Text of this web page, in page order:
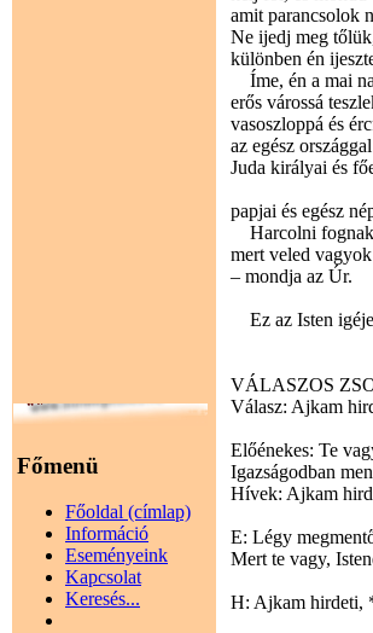
Főmenü
Főoldal (címlap)
Információ
Eseményeink
Kapcsolat
Keresés...
amit parancsolok
Ne ijedj meg
különben én
Íme, én a mai
erős várossá
vasoszloppá és
az egész
Juda királyai és
papjai és egész
Harcolni fognak
mert veled
– mondja az Úr.
Ez az Isten
VÁLASZOS
Válasz: Ajkam
Előénekes: Te
Igazságodban
Hívek: Ajkam
E: Légy
Mert te vagy,
H: Ajkam hirdeti,